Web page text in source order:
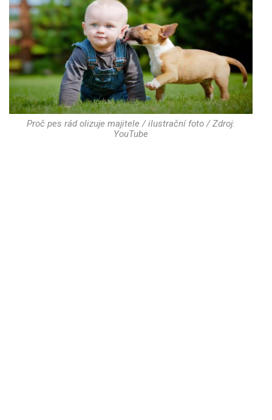
Proč pes rád olizuje majitele / ilustrační foto / Zdroj:
YouTube